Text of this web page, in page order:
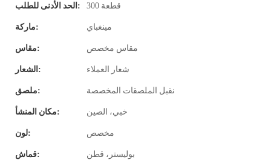
الحد الأدنى للطلب: 300 قطعة
ماركة: مينغباي
مقاس: مقاس مخصص
الشعار: شعار العملاء
ملصق: نقبل الملصقات المخصصة
مكان المنشأ: خبي، الصين
لون: مخصص
قماش: بوليستر، قطن